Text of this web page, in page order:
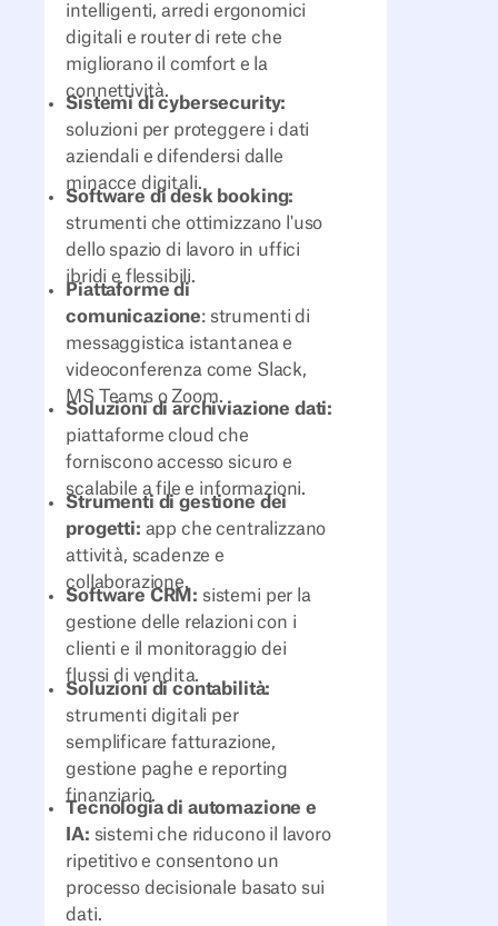
intelligenti, arredi ergonomici
digitali e router di rete che
migliorano il comfort e la
connettività.
Sistemi di cybersecurity:
soluzioni per proteggere i dati
aziendali e difendersi dalle
minacce digitali.
Software di desk booking:
strumenti che ottimizzano l'uso
dello spazio di lavoro in uffici
ibridi e flessibili.
Piattaforme di
comunicazione: strumenti di
messaggistica istantanea e
videoconferenza come Slack,
MS Teams o Zoom.
Soluzioni di archiviazione dati:
piattaforme cloud che
forniscono accesso sicuro e
scalabile a file e informazioni.
Strumenti di gestione dei
progetti: app che centralizzano
attività, scadenze e
collaborazione.
Software CRM: sistemi per la
gestione delle relazioni con i
clienti e il monitoraggio dei
flussi di vendita.
Soluzioni di contabilità:
strumenti digitali per
semplificare fatturazione,
gestione paghe e reporting
finanziario.
Tecnologia di automazione e
IA: sistemi che riducono il lavoro
ripetitivo e consentono un
processo decisionale basato sui
dati.